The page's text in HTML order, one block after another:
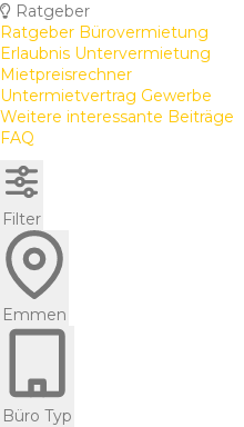
Ratgeber
Ratgeber Bürovermietung
Erlaubnis Untervermietung
Mietpreisrechner
Untermietvertrag Gewerbe
Weitere interessante Beiträge
FAQ
Filter
Emmen
Büro Typ